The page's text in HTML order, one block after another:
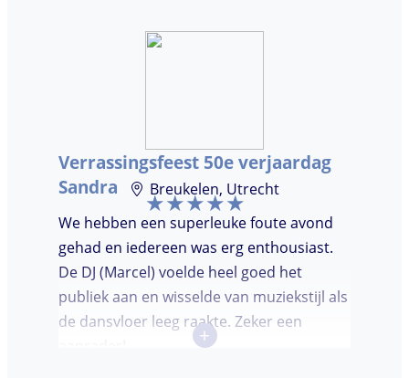
doorpraatte. Het was heel leuk dat er
Verrassingsfeest 50e verjaardag
Sandra
Breukelen, Utrecht
We hebben een superleuke foute avond
gehad en iedereen was erg enthousiast.
De DJ (Marcel) voelde heel goed het
publiek aan en wisselde van muziekstijl als
de dansvloer leeg raakte. Zeker een
+